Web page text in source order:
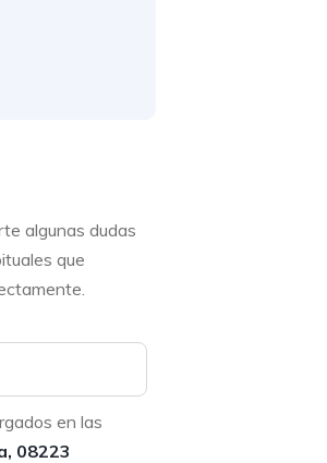
algunas dudas
que
en las
08223